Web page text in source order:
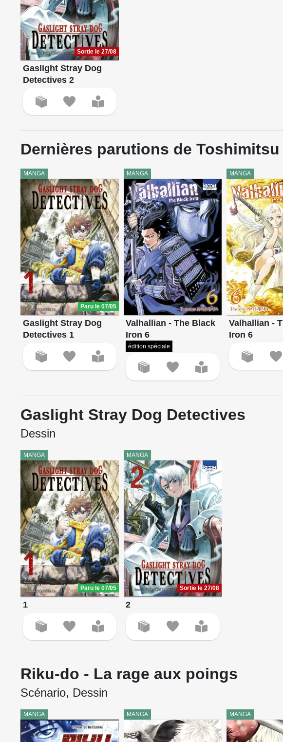
Sortie le 27/08
Gaslight Stray Dog
Detectives 2
Dernières parutions de
MANGA
Paru le 07/05
Gaslight Stray Dog
Detectives 1
MANGA
Valhallian - The Black
Iron 6
édition spéciale
MANGA
Valhallian -
Iron 6
Gaslight Stray Dog Detectives
Dessin
MANGA
Paru le 07/05
1
MANGA
Sortie le 27/08
2
Riku-do - La rage aux poings
Scénario, Dessin
MANGA MANGA MANGA